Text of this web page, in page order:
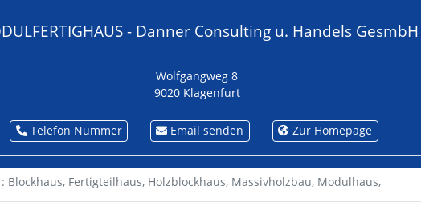
- Danner Consulting u. Handels GesmbH
Wolfgangweg 8
9020 Klagenfurt
Telefon Nummer Email senden Zur Homepage
Blockhaus, Fertigteilhaus, Holzblockhaus, Massivholzbau, Modulhaus,